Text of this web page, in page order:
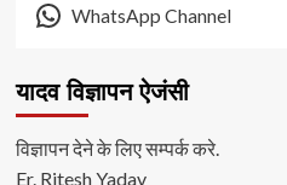
WhatsApp Channel
यादव विज्ञापन ऐजंसी
विज्ञापन देने के लिए सम्पर्क करे.
Er. Ritesh Yadav